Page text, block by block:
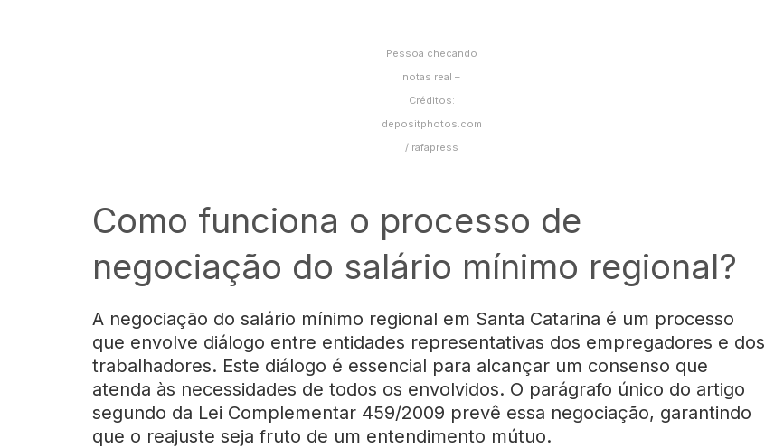
Pessoa checando
notas real –
Créditos:
depositphotos.com
/ rafapress
Como funciona o processo de
negociação do salário mínimo regional?
A negociação do salário mínimo regional em Santa Catarina é um processo
que envolve diálogo entre entidades representativas dos empregadores e dos
trabalhadores. Este diálogo é essencial para alcançar um consenso que
atenda às necessidades de todos os envolvidos. O parágrafo único do artigo
segundo da Lei Complementar 459/2009 prevê essa negociação, garantindo
que o reajuste seja fruto de um entendimento mútuo.